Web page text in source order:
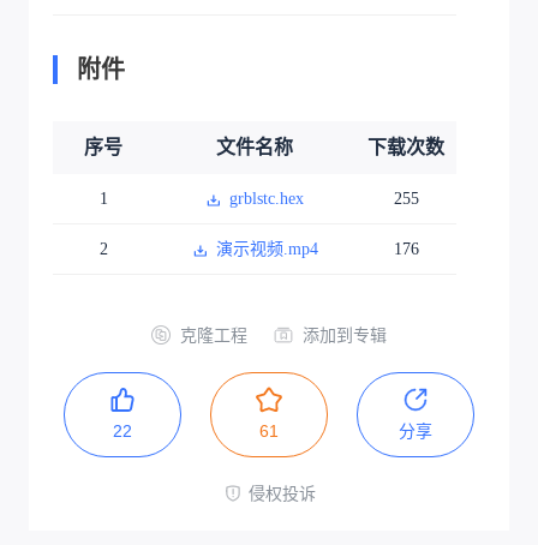
附件
序号 文件名称 下载次数
1 grblstc.hex 255
2 演示视频.mp4 176
克隆工程 添加到专辑
22 61 分享
侵权投诉